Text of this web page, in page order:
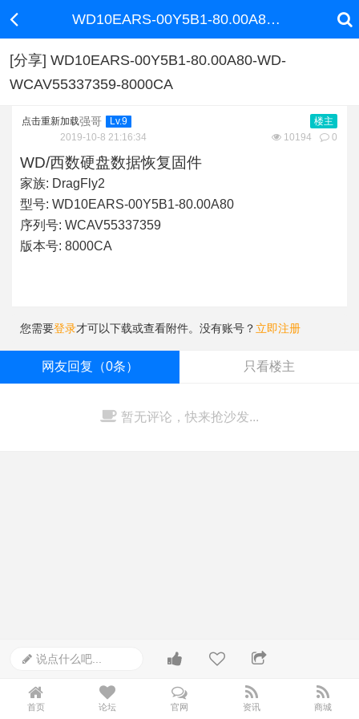
WD10EARS-00Y5B1-80.00A80-WD-WCAV55337359-8000CA
[分享] WD10EARS-00Y5B1-80.00A80-WD-
WCAV55337359-8000CA
点击重新加载强哥 Lv.9
楼主
2019-10-8 21:16:34
10194 0
WD/西数硬盘数据恢复固件
家族: DragFly2
型号: WD10EARS-00Y5B1-80.00A80
序列号: WCAV55337359
版本号: 8000CA
您需要登录才可以下载或查看附件。没有账号？ 立即注册
网友回复（0条） 只看楼主
暂无评论，快来抢沙发...
说点什么吧...
首页 论坛 官网 资讯 商城